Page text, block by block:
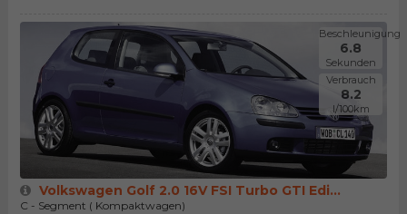
Beschleunigung
6.8
Sekunden
Verbrauch
8.2
l/100km
Volkswagen Golf 2.0 16V FSI Turbo GTI Edi...
C - Segment ( Kompaktwagen)